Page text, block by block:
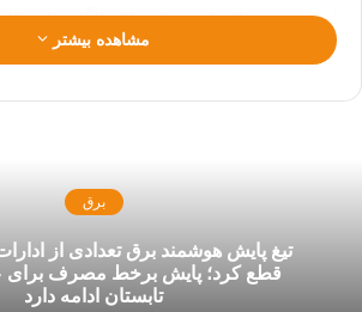
با توجه به تجاوز اخیر رژیم اشغالگر و احتمال
نبرد تا مدت نامعلوم، لازم است در راستای
نمودار، بخش خانگی و صنعت بزرگ‌ترین
پیاده‌سازی اقدامات و برنامه‌های کشور در
مشاهده بیشتر
برق
تیغ پایش هوشمند برق تعدادی از
قطع کرد؛ پایش برخط مصرف برای
تابستان ادامه دارد